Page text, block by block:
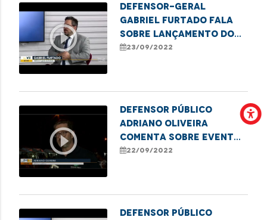
play_circle_outline
Defensor-geral
Gabriel Furtado fala
sobre lançamento do
Plano para
23/09/2022
play_circle_outline
Defensor Público
Adriano Oliveira
comenta sobre evento
para os
22/09/2022
Defensor público